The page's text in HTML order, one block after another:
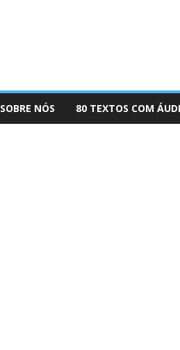
SOBRE NÓS 80 TEXTOS COM